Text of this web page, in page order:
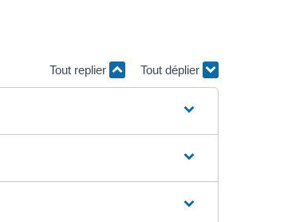
Tout replier Tout déplier